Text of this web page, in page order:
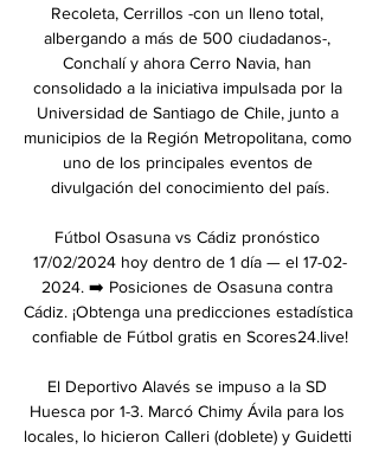
Recoleta, Cerrillos -con un lleno total,
albergando a más de 500 ciudadanos-,
Conchalí y ahora Cerro Navia, han
consolidado a la iniciativa impulsada por la
Universidad de Santiago de Chile, junto a
municipios de la Región Metropolitana, como
uno de los principales eventos de
divulgación del conocimiento del país.
Fútbol Osasuna vs Cádiz pronóstico
17/02/2024 hoy dentro de 1 día — el 17-02-
2024. ➡️ Posiciones de Osasuna contra
Cádiz. ¡Obtenga una predicciones estadística
confiable de Fútbol gratis en Scores24.live!
El Deportivo Alavés se impuso a la SD
Huesca por 1-3. Marcó Chimy Ávila para los
locales, lo hicieron Calleri (doblete) y Guidetti